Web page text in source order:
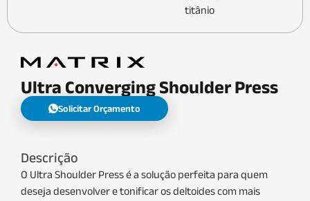
titânio
Ultra Converging Shoulder Press
Solicitar Orçamento
Descrição
O Ultra Shoulder Press é a solução perfeita para quem
deseja desenvolver e tonificar os deltoides com mais